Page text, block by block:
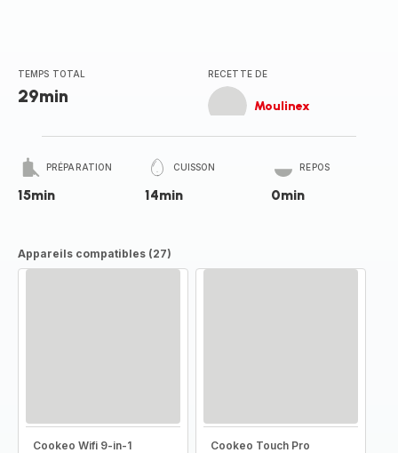
TEMPS TOTAL
29min
RECETTE DE
Moulinex
PRÉPARATION
15min
CUISSON
14min
REPOS
0min
Appareils compatibles (27)
Cookeo Wifi 9-in-1
Cookeo Touch Pro